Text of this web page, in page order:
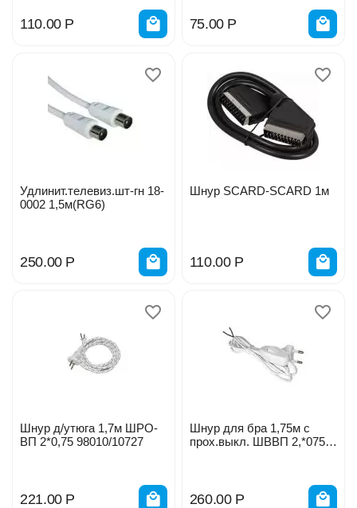
110.00 Р 75.00 Р
Удлинит.телевиз.шт-гн 18-
0002 1,5м(RG6)
250.00 Р
Шнур SCARD-SCARD 1м
110.00 Р
Шнур д/утюга 1,7м ШРО-
ВП 2*0,75 98010/10727
221.00 Р
Шнур для бра 1,75м с
прох.выкл. ШВВП 2,*075
260.00 Р